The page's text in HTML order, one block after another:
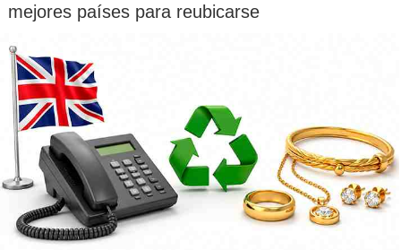
mejores países para reubicarse